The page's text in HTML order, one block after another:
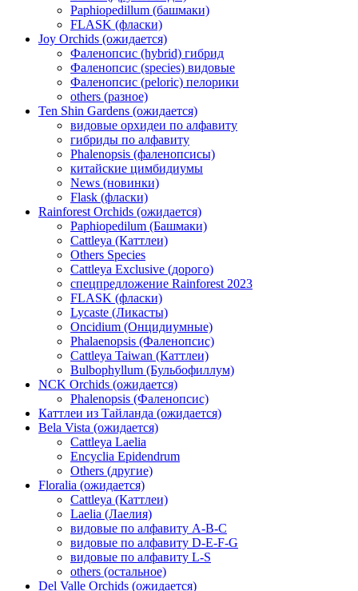
Paphiopedillum (башмаки)
FLASK (фласки)
Joy Orchids (ожидается)
Фаленопсис (hybrid) гибрид
Фаленопсис (species) видовые
Фаленопсис (peloric) пелорики
others (разное)
Ten Shin Gardens (ожидается)
видовые орхидеи по алфавиту
гибриды по алфавиту
Phalenopsis (фаленопсисы)
китайские цимбидиумы
News (новинки)
Flask (фласки)
Rainforest Orchids (ожидается)
Paphiopedilum (Башмаки)
Cattleya (Каттлеи)
Others Species
Cattleya Exclusive (дорого)
спецпредложение Rainforest 2023
FLASK (фласки)
Lycaste (Ликасты)
Oncidium (Онцидиумные)
Phalaenopsis (Фаленопсис)
Cattleya Taiwan (Каттлеи)
Bulbophyllum (Бульбофиллум)
NCK Orchids (ожидается)
Phalenopsis (Фаленопсис)
Каттлеи из Тайланда (ожидается)
Bela Vista (ожидается)
Cattleya Laelia
Encyclia Epidendrum
Others (другие)
Floralia (ожидается)
Cattleya (Каттлеи)
Laelia (Лаелия)
видовые по алфавиту A-B-C
видовые по алфавиту D-E-F-G
видовые по алфавиту L-S
others (остальное)
Del Valle Orchids (ожидается)